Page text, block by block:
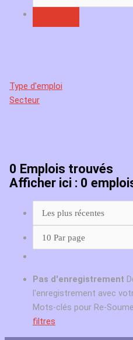
Type d'emploi
Secteur
0 Emplois trouvés
Afficher ici : 0
Pas d'enregistrement
l'enregistrement avec
Mots-clés pour Re-
filtres